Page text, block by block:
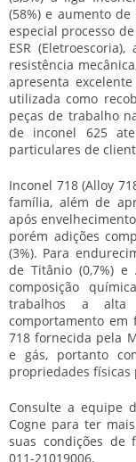
(58%) e aumento de
especial processo
ESR
resistência
apresenta
utilizada como
peças de trabalho
de inconel 625
particulares de
Inconel 718 (Alloy
família, além de
após
porém adições
(3%). Para
de Titânio (0,7%) e
composição
trabalhos a alta
comportamento em
718 fornecida pela
e gás, portanto
propriedades
Consulte a equipe
Cogne para ter
suas condições de
011-21019006.